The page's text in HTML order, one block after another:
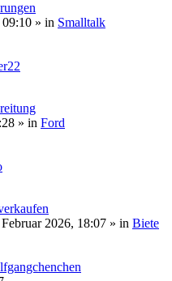
» in Smalltalk
» in Ford
2026, 18:07 » in Biete